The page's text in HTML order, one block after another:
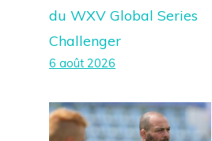
du WXV Global Series
Challenger
6 août 2026